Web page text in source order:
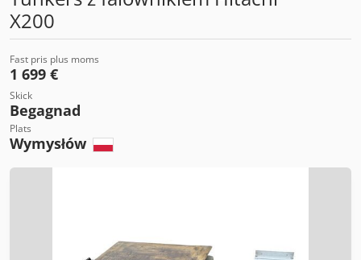
X200
Fast pris plus moms
1 699 €
Skick
Begagnad
Plats
Wymysłów